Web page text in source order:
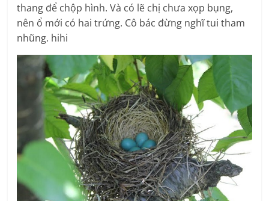
thang để chộp hình. Và có lẽ chị chưa xọp bụng,
nên ổ mới có hai trứng. Cô bác đừng nghĩ tui tham
nhũng. hihi